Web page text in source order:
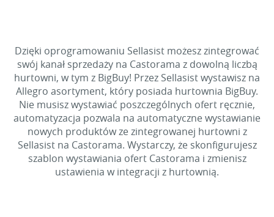
Dzięki oprogramowaniu Sellasist możesz zintegrować
swój kanał sprzedaży na Castorama z dowolną liczbą
hurtowni, w tym z BigBuy! Przez Sellasist wystawisz na
Allegro asortyment, który posiada hurtownia BigBuy.
Nie musisz wystawiać poszczególnych ofert ręcznie,
automatyzacja pozwala na automatyczne wystawianie
nowych produktów ze zintegrowanej hurtowni z
Sellasist na Castorama. Wystarczy, że skonfigurujesz
szablon wystawiania ofert Castorama i zmienisz
ustawienia w integracji z hurtownią.